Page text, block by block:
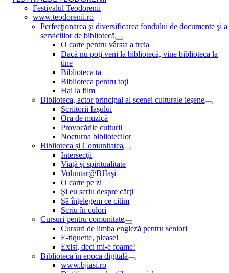
Festivalul Teodorenii
www.teodorenii.ro
Perfecţionarea şi diversificarea fondului de documente şi a
serviciilor de bibliotecă
O carte pentru vârsta a treia
Dacă nu poţi veni la bibliotecă, vine biblioteca la
tine
Biblioteca ta
Biblioteca pentru toţi
Hai la film
Biblioteca, actor principal al scenei culturale ieşene
Scriitorii Iaşului
Ora de muzică
Provocările culturii
Nocturna bibliotecilor
Biblioteca și Comunitatea
Intersecţii
Viaţă şi spiritualitate
Voluntar@BJIaşi
O carte pe zi
Şi eu scriu despre cărţi
Să înţelegem ce citim
Scriu în culori
Cursuri pentru comunitate
Cursuri de limba engleză pentru seniori
E-tiquette, please!
Exist, deci mi-e foame!
Biblioteca în epoca digitală
www.bjiasi.ro